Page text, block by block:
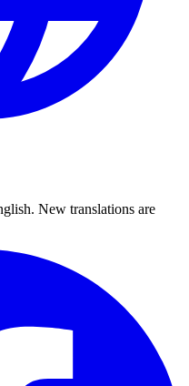
New translations are